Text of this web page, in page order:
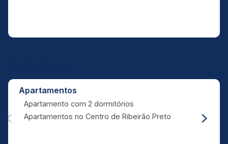
Apartamentos
Apartamento com 2 dormitórios
Apartamentos no Centro de Ribeirão Preto